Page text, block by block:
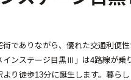
活動
産事業
ン経営をお考えの方へ
街でありながら、優れた交通利便
インステージ目黒Ⅲ」は4路線が乗
より徒歩13分に誕生します。暮ら